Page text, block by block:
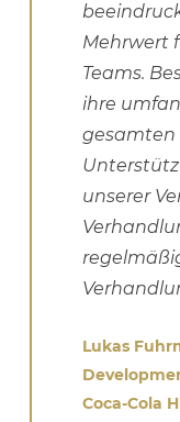
Mehrwert
Teams.
ihre
gesamten
unserer
Lukas
Coca-Cola